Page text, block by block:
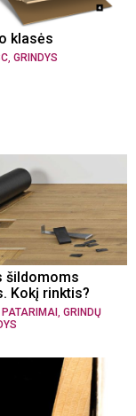
klasės
GRINDYS
šildomoms
Kokį rinktis?
, GRINDŲ